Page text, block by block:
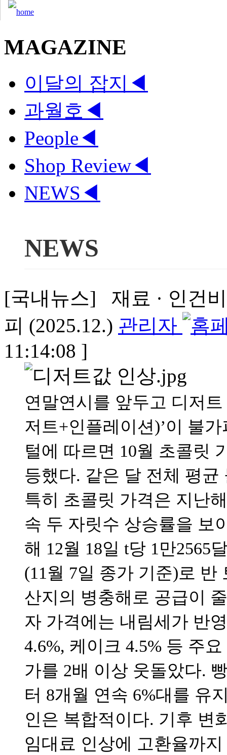
MAGAZINE
이달의 잡지 ◀
과월호 ◀
People◀
Shop Review◀
NEWS ◀
NEWS
[국내뉴스] 재료 · 인건
피 (2025.12.) 관리자
11:14:08 ]
연말연시를 앞두고 디저
저트+인플레이션)’이 불
털에 따르면 10월 초콜릿
등했다. 같은 달 전체 평균
특히 초콜릿 가격은 지난
속 두 자릿수 상승률을 보
해 12월 18일 t당 1만2565
(11월 7일 종가 기준)로
산지의 병충해로 공급이
자 가격에는 내림세가 반
4.6%, 케이크 4.5% 등 주
가를 2배 이상 웃돌았다.
터 8개월 연속 6%대를 유
인은 복합적이다. 기후 변
임대료 인상에 고환율까